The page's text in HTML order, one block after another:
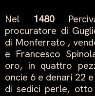
Nel 1480
procuratore di
di Monferrato ,
e Francesco
oro, in quattro
oncie 6 e denari 22
di sedici perle, otto